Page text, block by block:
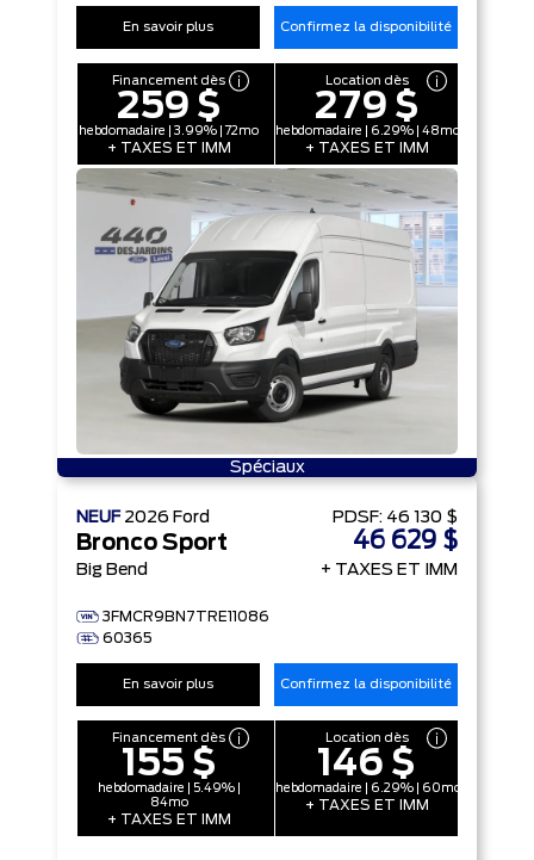
En savoir plus Confirmez la disponibilité
Financement dès
259 $
hebdomadaire | 3.99% | 72mo
+ TAXES ET IMM
Location dès
279 $
hebdomadaire | 6.29% | 48mo
+ TAXES ET IMM
Spéciaux
NEUF 2026 Ford
Bronco Sport
Big Bend
3FMCR9BN7TRE11086
60365
PDSF: 46 130 $
46 629 $
+ TAXES ET IMM
En savoir plus Confirmez la disponibilité
Financement dès
155 $
hebdomadaire | 5.49% |
84mo
+ TAXES ET IMM
Location dès
146 $
hebdomadaire | 6.29% | 60mo
+ TAXES ET IMM